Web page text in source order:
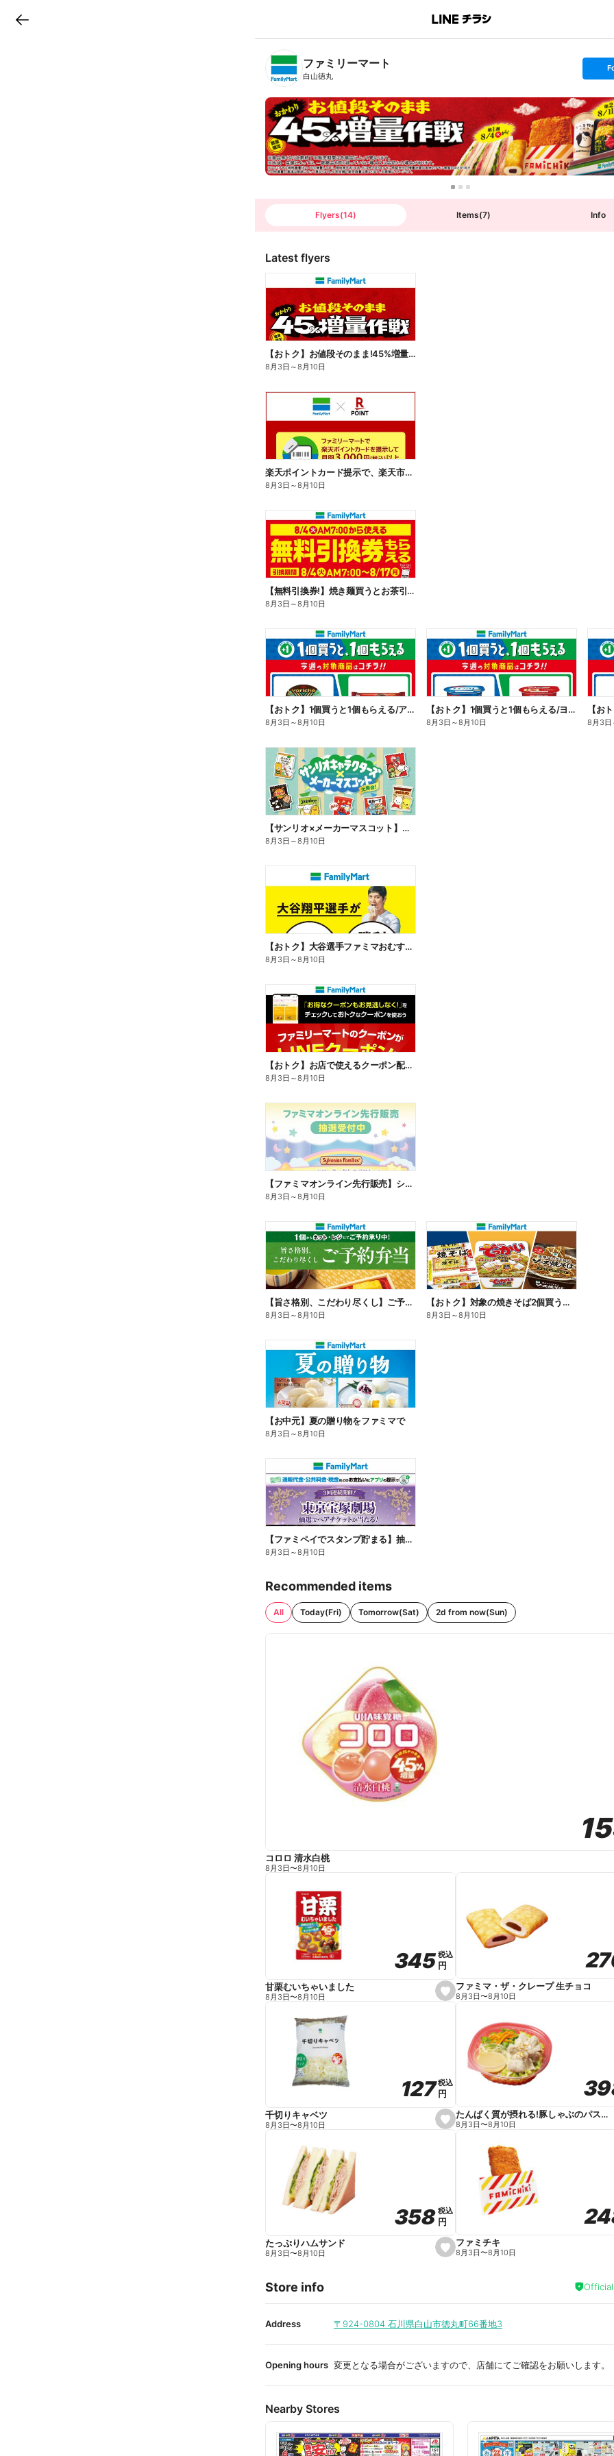
B
n
T
ファミリーマート
白山徳丸
s
t
o
l
l
o
w
Flyers(14) Items(7) Info
Latest flyers
【おトク】お値段そのまま!45%増量作戦!
8月3日 ～8月10日
楽天ポイントカード提示で、楽天市場でのお買い物がおトクに!
8月3日 ～8月10日
【無料引換券!】焼き麺買うとお茶引換券貰える!
8月3日 ～8月10日
【おトク】1個買うと1個もらえる/アイス
8月3日 ～8月10日
【おトク】1個買うと1個もらえる/ヨーグルト
8月3日 ～8月10日
【お
8月3日
【サンリオ×メーカーマスコット】オリジナルグッズ貰える!
8月3日 ～8月10日
【おトク】大谷選手ファミマおむすび割
8月3日 ～8月10日
【おトク】お店で使えるクーポン配信中
8月3日 ～8月10日
【ファミマオンライン先行販売】シルバニアファミリー
8月3日 ～8月10日
【旨さ格別、こだわり尽くし】ご予約弁当
8月3日 ～8月10日
【おトク】対象の焼きそば2個買うと100円引き!
8月3日 ～8月10日
【お中元】夏の贈り物をファミマで
8月3日 ～8月10日
【ファミペイでスタンプ貯まる】抽選でペアチケットが当たる!
8月3日 ～8月10日
Recommended items
All Today(Fri) Tomorrow(Sat) 2d from now(Sun)
コロロ 清水白桃
8月3日〜8月10日
s
e
e
345
345税込
税込
円
円
甘栗むいちゃいました
8月3日〜8月10日
ファミマ・ザ・クレープ 生チョコ
8月3日〜8月10日
s
e
e
127
127税込
税込
円
円
千切りキャベツ
8月3日〜8月10日
たんぱく質が摂れる!豚しゃぶのパスタサラダ
8月3日〜8月10日
s
e
i
t
358
358税込
税込
円
円
たっぷりハムサンド
8月3日〜8月10日
ファミチキ
8月3日〜8月10日
Store info
Address 〒924-0804 石川県白山市徳丸町66番地3
Opening hours 変更となる場合がございますので、店舗にてご確認をお願いします。
Nearby Stores